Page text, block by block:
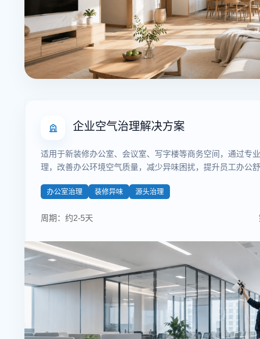
企业空气治理解决方案
适用于新装修办公室、会议室、写字楼等商务空间，通过专
理，改善办公环境空气质量，减少异味困扰，提升员工办公舒
办公室治理 装修异味 源头治理
周期：约2-5天